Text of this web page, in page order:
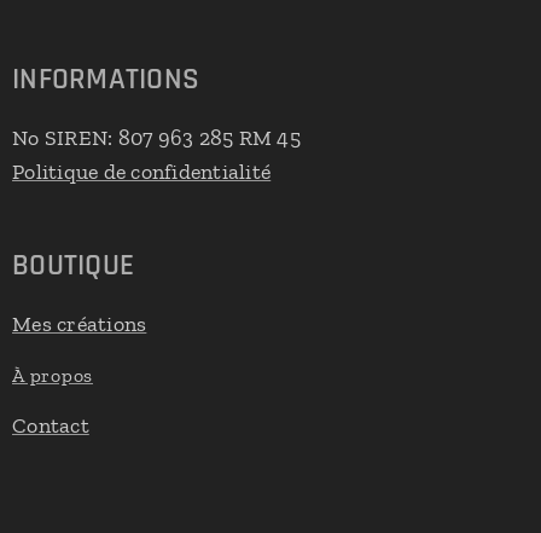
INFORMATIONS
No SIREN: 807 963 285 RM 45
Politique de confidentialité
BOUTIQUE
Mes créations
À propos
Contact